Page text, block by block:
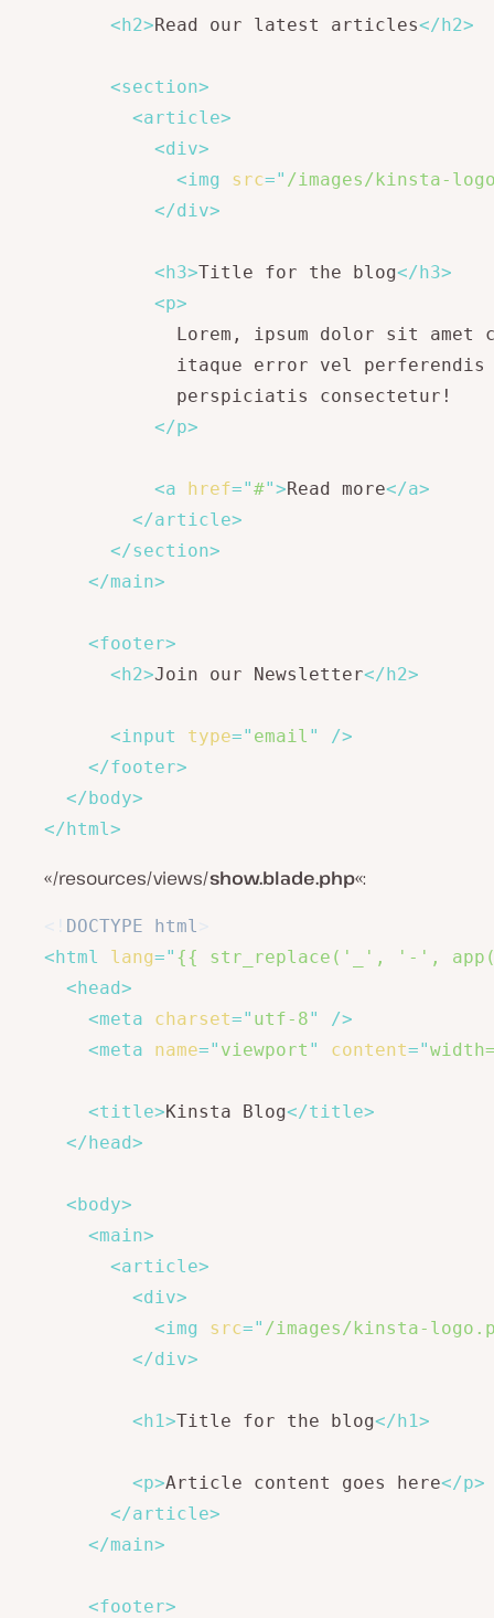
<h2>Read our latest articles</h2>
<section>
<article>
<div>
<img src=" /images/kinsta-
</div>
<h3>Title for the blog</h3>
<p>
Lorem, ipsum dolor sit amet
itaque error vel
            perspiciatis consectetur!
</p>
<a href="#">Read more</a>
</article>
</section>
</main>
<footer>
<h2>Join our Newsletter</h2>
<input type=" email "
/>
</footer>
</body>
</html >
«/resources/views/show.blade.php«:
DOCTYPE html
<html lang=" {{ str_replace('_', '-',
<head>
<meta charset=" utf-8"
/>
<meta name=" viewport " content="
<title>Kinsta Blog</title>
</head>
<body>
<main>
<article>
<div>
<img src=" /images/kinsta-
</div>
<h1 >Title for the blog</h1 >
<p>Article content goes here</p>
</article>
</main>
<footer>